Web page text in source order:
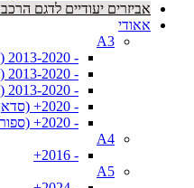
אביזרים יעודיים לדגם
אאודי
A3
- 2013-2020 (3 דלתות)
- 2013-2020 (סדאן)
- 2013-2020 (ספורטבק)
- 2020+ (סדאן)
- 2020+ (ספורטבק)
A4
- 2016+
A5